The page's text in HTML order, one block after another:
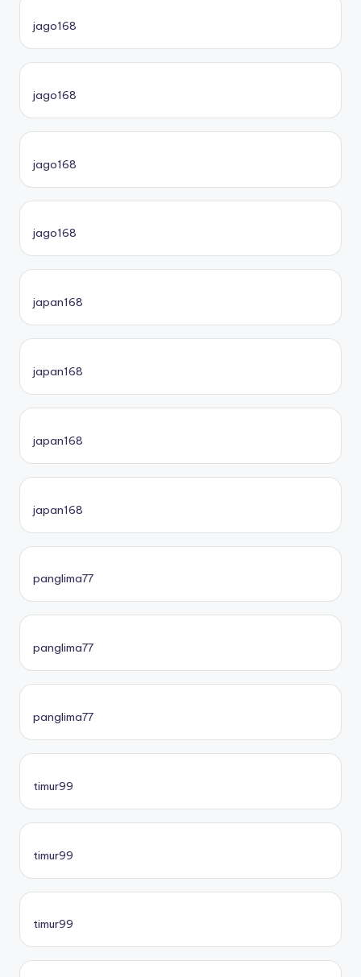
jago168
jago168
jago168
jago168
japan168
japan168
japan168
japan168
panglima77
panglima77
panglima77
timur99
timur99
timur99